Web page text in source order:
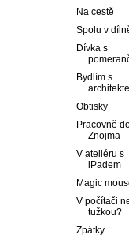
Na cestě
Spolu v
Dívka s
Bydlím s
Obtisky
Pracovně
Znojma
V ateliéru s
iPadem
Magic
V počítači
tužkou?
Zpátky